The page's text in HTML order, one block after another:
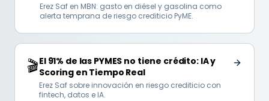
Erez Saf en MBN: gasto en diésel y gasolina como
alerta temprana de riesgo crediticio PyME.
🎬El 91% de las PYMES no tiene crédito: IA y
Scoring en Tiempo Real
Erez Saf sobre innovación en riesgo crediticio con
fintech, datos e IA.